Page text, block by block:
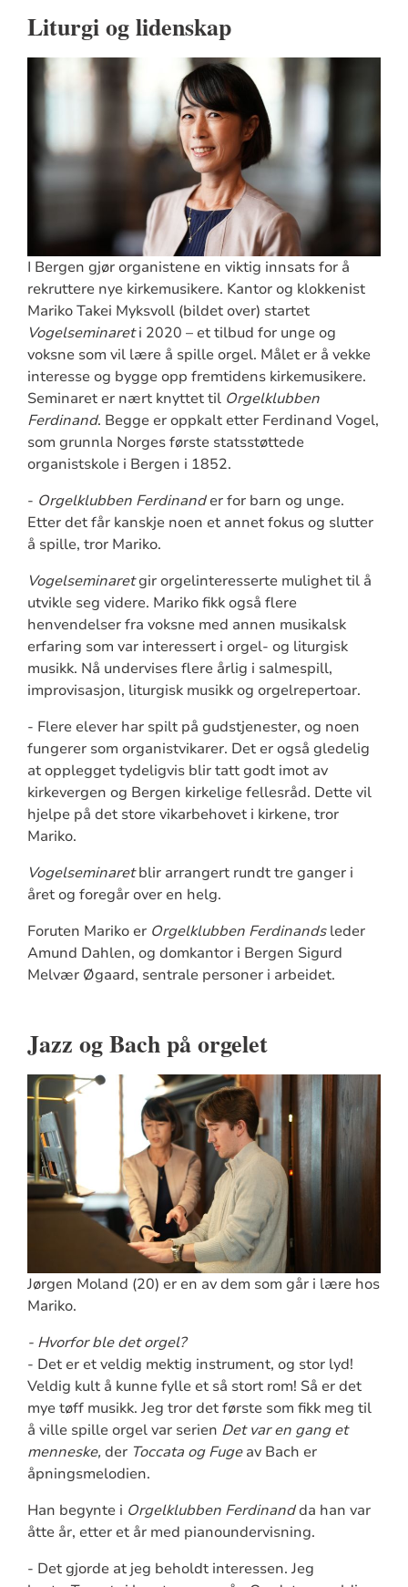
Liturgi og lidenskap
I Bergen gjør organistene en viktig innsats for å
rekruttere nye kirkemusikere. Kantor og klokkenist
Mariko Takei Myksvoll (bildet over) startet
Vogelseminareti 2020 – et tilbud for unge og
voksne som vil lære å spille orgel. Målet er å vekke
interesse og bygge opp fremtidens kirkemusikere.
Seminaret er nært knyttet til Orgelklubben
Ferdinand. Begge er oppkalt etter Ferdinand Vogel,
som grunnla Norges første statsstøttede
organistskole i Bergen i 1852.
- Orgelklubben Ferdinander for barn og unge.
Etter det får kanskje noen et annet fokus og slutter
å spille, tror Mariko.
Vogelseminaretgir orgelinteresserte mulighet til å
utvikle seg videre. Mariko fikk også flere
henvendelser fra voksne med annen musikalsk
erfaring som var interessert i orgel- og liturgisk
musikk. Nå undervises flere årlig i salmespill,
improvisasjon, liturgisk musikk og orgelrepertoar.
- Flere elever har spilt på gudstjenester, og noen
fungerer som organistvikarer. Det er også gledelig
at opplegget tydeligvis blir tatt godt imot av
kirkevergen og Bergen kirkelige fellesråd. Dette vil
hjelpe på det store vikarbehovet i kirkene, tror
Mariko.
Vogelseminaretblir arrangert rundt tre ganger i
året og foregår over en helg.
Foruten Mariko er Orgelklubben Ferdinandsleder
Amund Dahlen, og domkantor i Bergen Sigurd
Melvær Øgaard, sentrale personer i arbeidet.
Jazz og Bach på orgelet
Jørgen Moland (20) er en av dem som går i lære hos
Mariko.
- Hvorfor ble det orgel?
- Det er et veldig mektig instrument, og stor lyd!
Veldig kult å kunne fylle et så stort rom! Så er det
mye tøff musikk. Jeg tror det første som fikk meg til
å ville spille orgel var serien Det var en gang et
menneske, der Toccata og Fugeav Bach er
åpningsmelodien.
Han begynte i Orgelklubben Ferdinandda han var
åtte år, etter et år med pianoundervisning.
- Det gjorde at jeg beholdt interessen. Jeg